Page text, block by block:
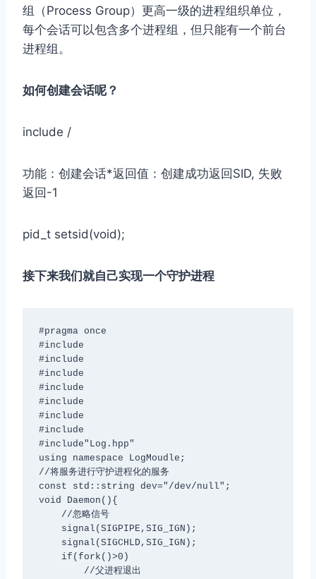
组（Process Group）更高一级的进程组织单位，
每个会话可以包含多个进程组，但只能有一个前台
进程组。
如何创建会话呢？
include /
功能：创建会话*返回值：创建成功返回SID, 失败
返回-1
pid_t setsid(void);
接下来我们就自己实现一个守护进程
#pragma once
#include
#include
#include
#include
#include
#include
#include
#include"Log.hpp"
using namespace LogMoudle;
//将服务进行守护进程化的服务
const std::string dev="/dev/null";
void Daemon(){